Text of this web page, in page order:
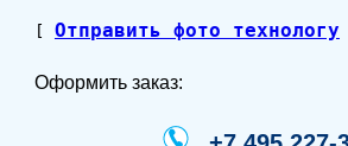
[ Отправить фото технологу
Оформить заказ: